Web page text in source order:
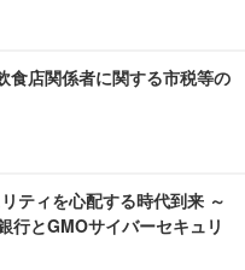
店関係者に関する市税等の
ティを心配する時代到来 ～
行とGMOサイバーセキュリ